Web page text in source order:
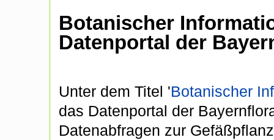
Botanischer
Datenportal der
Unter dem Titel 'Botanischer
das Datenportal der
Datenabfragen zur